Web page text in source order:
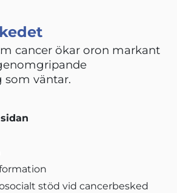
cancer ökar oron markant
som väntar.
stöd vid cancerbesked